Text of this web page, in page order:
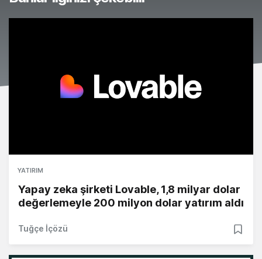
YATIRIM
Yapay zeka şirketi Lovable, 1,8 milyar dolar
değerlemeyle 200 milyon dolar yatırım aldı
Tuğçe İçözü